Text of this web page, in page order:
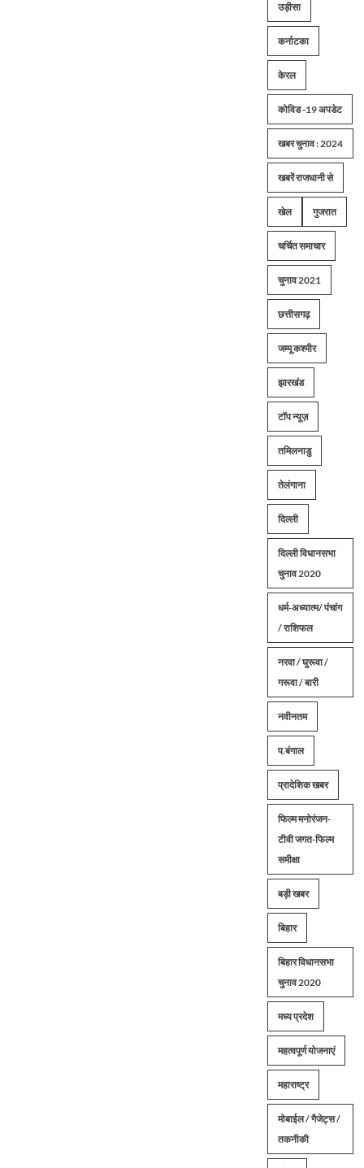
उड़ीसा
कर्नाटका
केरल
कोविड -19 अपडेट
खबर चुनाव : 2024
खबरें राजधानी से
खेल गुजरात
चर्चित समाचार
चुनाव 2021
छत्तीसगढ़
जम्मू कश्मीर
झारखंड
टॉप न्यूज़
तमिलनाडु
तेलंगाना
दिल्ली
दिल्ली विधानसभा
चुनाव 2020
धर्म-अध्यात्म/ पंचांग
/ राशिफल
नरवा / घुरूवा /
गरूवा / बारी
नवीनतम
प.बंगाल
प्रादेशिक खबर
फिल्म मनोरंजन-
टीवी जगत-फिल्म
समीक्षा
बड़ी खबर
बिहार
बिहार विधानसभा
चुनाव 2020
मध्य प्रदेश
महत्वपूर्ण योजनाएं
महाराष्ट्र
मोबाईल / गैजेट्स /
तकनीकी